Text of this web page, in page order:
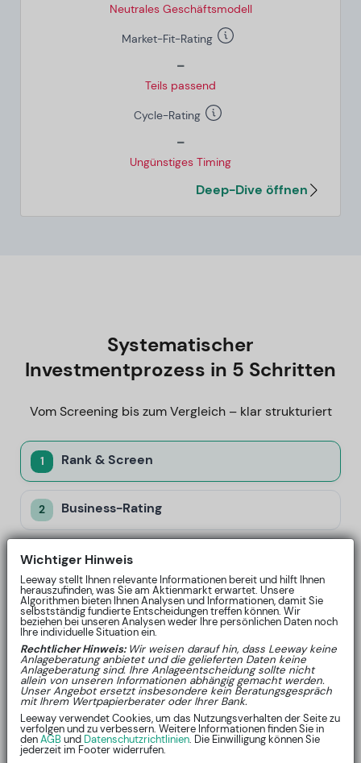
Neutrales Geschäftsmodell
Market-Fit-Rating
-
Teils passend
Cycle-Rating
-
Ungünstiges Timing
Deep-Dive öffnen
Systematischer
Investmentprozess in 5 Schritten
Vom Screening bis zum Vergleich – klar strukturiert
1 Rank & Screen
2 Business-Rating
3 Market-Fit-Rating
4 Cycle-Rating
5 Peer‑Vergleich
Rank & Screen
25.000+ Titel systematisch eingrenzen – mit
quantitativer Begründung.
Wichtiger Hinweis
Leeway stellt Ihnen relevante Informationen bereit und hilft Ihnen
herauszufinden, was Sie am Aktienmarkt erwartet. Unsere
Algorithmen bieten Ihnen Analysen und Informationen, damit Sie
selbstständig fundierte Entscheidungen treffen können. Wir
beziehen bei unseren Analysen weder Ihre persönlichen Daten noch
Ihre individuelle Situation ein.
Rechtlicher Hinweis: Wir weisen darauf hin, dass Leeway keine
Anlageberatung anbietet und die gelieferten Daten keine
Anlageberatung sind. Ihre Anlageentscheidung sollte nicht
allein von unseren Informationen abhängig gemacht werden.
Unser Angebot ersetzt insbesondere kein Beratungsgespräch
mit Ihrem Wertpapierberater oder Ihrer Bank.
Leeway verwendet Cookies, um das Nutzungsverhalten der Seite zu
verfolgen und zu verbessern. Weitere Informationen finden Sie in
denAGBund Datenschutzrichtlinien. Die Einwilligung können Sie
jederzeit im Footer widerrufen.